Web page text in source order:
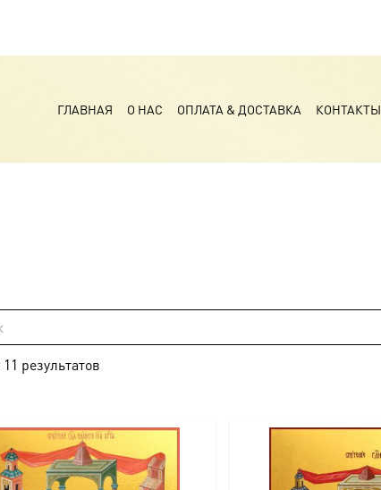
ГЛАВНАЯ О НАС ОПЛАТА & ДОСТАВКА КОНТАКТЫ
11 результатов